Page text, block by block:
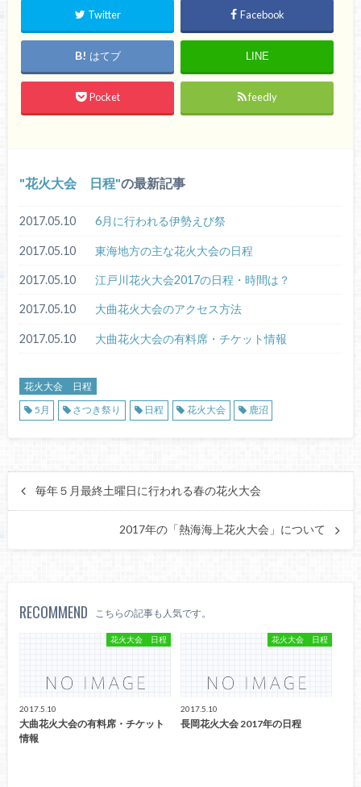
Twitter Facebook
はてブ LINE
Pocket feedly
花火大会 日程 の最新記事
2017.05.10 6月に行われる伊勢えび祭
2017.05.10 東海地方の主な花火大会の日程
2017.05.10 江戸川花火大会2017の日程・時間は？
2017.05.10 大曲花火大会のアクセス方法
2017.05.10 大曲花火大会の有料席・チケット情報
花火大会 日程
5月
さつき祭り 日程 花火大会 鹿沼
毎年５月最終土曜日に行われる春の花火大会
2017年の「熱海海上花火大会」について
RECOMMEND こちらの記事も人気です。
花火大会 日程
2017.5.10
大曲花火大会の有料席・チケット
情報
花火大会 日程
2017.5.10
長岡花火大会 2017年の日程